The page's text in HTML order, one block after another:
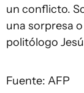
un conflicto.
una sorpresa
politólogo
Fuente: AFP